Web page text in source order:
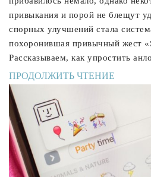
привыкания и порой не блещут
спорных улучшений стала
похоронившая привычный жест
Рассказываем, как упростить
ПРОДОЛЖИТЬ ЧТЕНИЕ